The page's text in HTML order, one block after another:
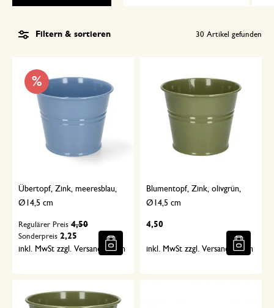
Filtern & sortieren 30 Artikel gefunden
%
Übertopf, Zink, meeresblau,
Ø14,5 cm
Sonderpreis 2,25
Regulärer Preis 4,50
inkl. MwSt zzgl. Versandkosten
Blumentopf, Zink, olivgrün,
Ø14,5 cm
4,50
inkl. MwSt zzgl. Versandkosten